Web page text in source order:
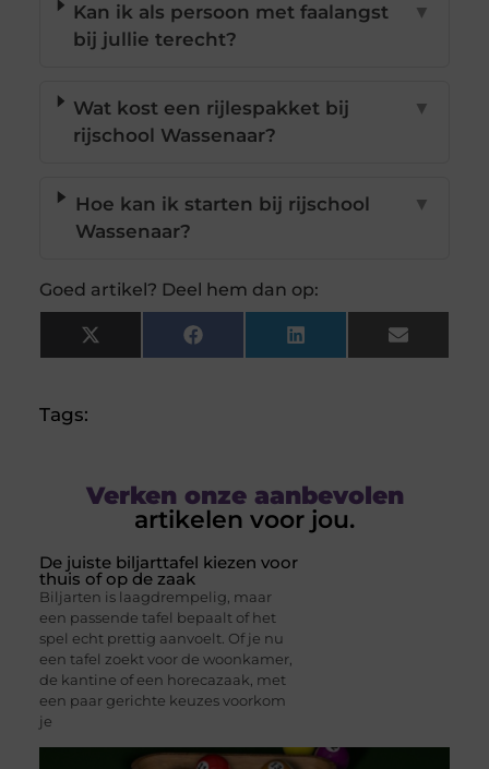
Kan ik als persoon met faalangst
bij jullie terecht?
▼
Wat kost een rijlespakket bij
rijschool Wassenaar?
▼
Hoe kan ik starten bij rijschool
Wassenaar?
▼
Goed artikel? Deel hem dan op:
X
(Twitter)
Facebook LinkedIn Email
Tags:
Verken onze aanbevolen
artikelen voor jou.
De juiste biljarttafel kiezen voor
thuis of op de zaak
Biljarten is laagdrempelig, maar
een passende tafel bepaalt of het
spel echt prettig aanvoelt. Of je nu
een tafel zoekt voor de woonkamer,
de kantine of een horecazaak, met
een paar gerichte keuzes voorkom
je